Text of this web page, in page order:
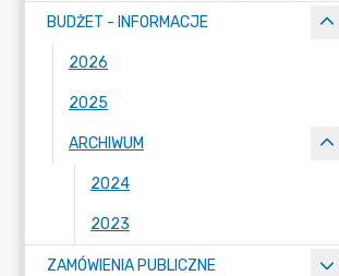
BUDŻET - INFORMACJE
2026
2025
ARCHIWUM
2024
2023
ZAMÓWIENIA PUBLICZNE